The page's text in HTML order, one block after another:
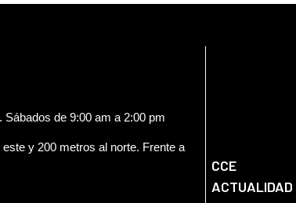
Sábados de 9:00 am a 2:00 pm
y 200 metros al norte. Frente a
CCE
ACTUALIDAD